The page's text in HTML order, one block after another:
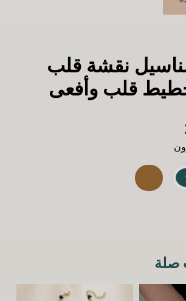
3 سناسيل نقشة قلب
قلب وأفعى
صلة